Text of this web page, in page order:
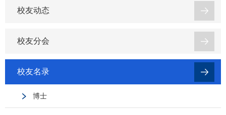
校友动态
校友分会
校友名录
博士